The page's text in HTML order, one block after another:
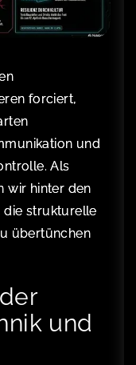
forciert,
und
Als
wir hinter den
die strukturelle
übertünchen
und